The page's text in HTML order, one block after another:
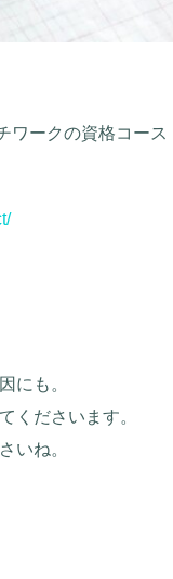
ワークの資格コース
にも。
くださいます。
いね。